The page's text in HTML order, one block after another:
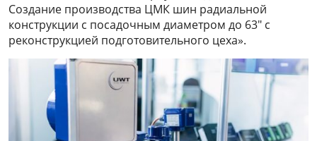
Создание производства ЦМК шин радиальной
конструкции с посадочным диаметром до 63″ с
реконструкцией подготовительного цеха».